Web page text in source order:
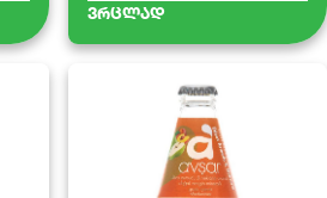
ვრცლად